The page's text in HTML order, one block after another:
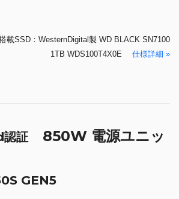
載SSD：WesternDigital製 WD BLACK SN7100
1TB WDS100T4X0E 仕様詳細 »
証 850W 電源ユニッ
GEN5